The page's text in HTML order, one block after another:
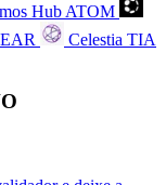
Hub ATOM
Celestia TIA